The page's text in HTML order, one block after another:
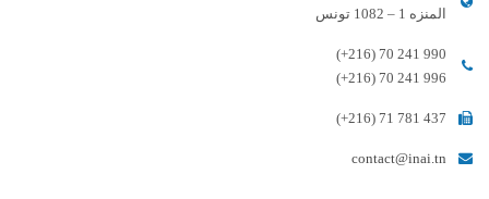
المنزه 1 – 1082 تونس
(+216) 70 241 990
(+216) 70 241 996
(+216) 71 781 437
contact@inai.tn